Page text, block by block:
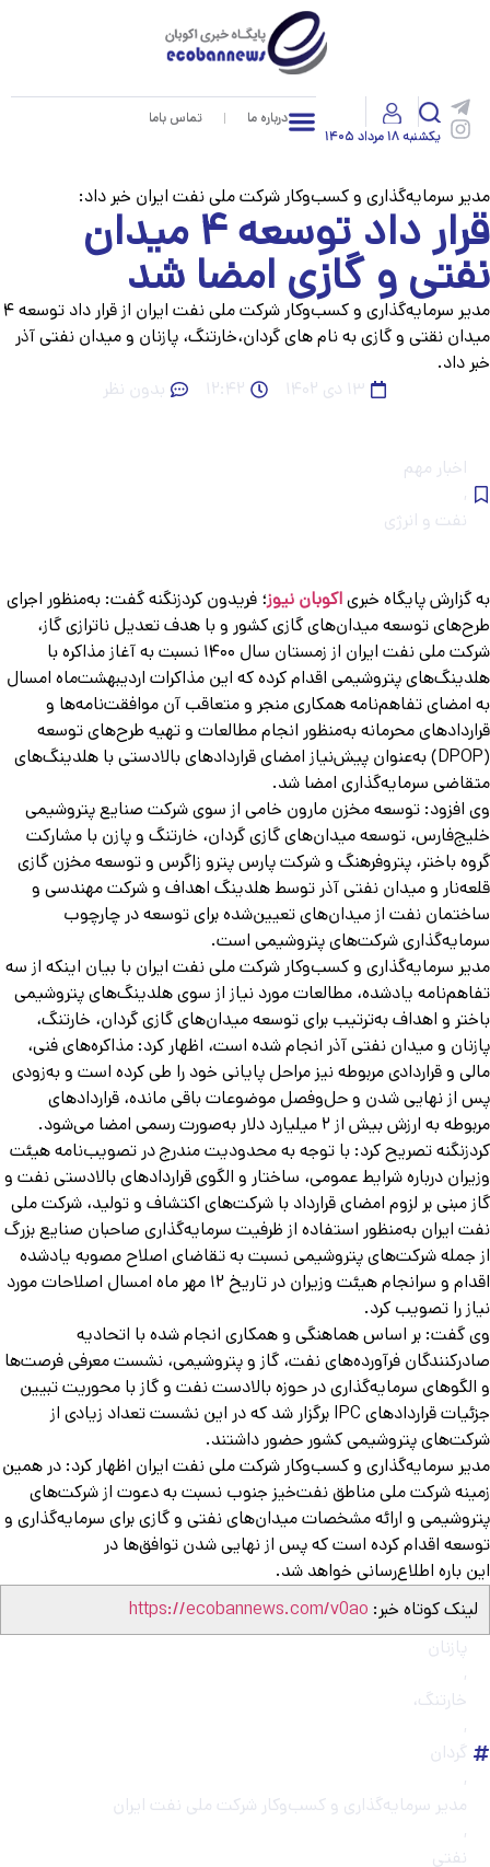
یکشنبه ۱۸ مرداد ۱۴۰۵
درباره ما تماس باما
سرمایه‌گذاری و کسب‌وکار شرکت ملی نفت ایران خبر داد:
قرار داد توسعه ۴ میدان
و گازی امضا شد
مدیر سرمایه‌گذاری و کسب‌وکار شرکت ملی نفت ایران از قرار داد توسعه ۴
نقتی و گازی به نام های گردان،خارتنگ، پازنان و میدان نفتی آذر
داد.
۱۳ دی ۱۴۰۲
۱۲:۴۲ بدون نظر
اخبار مهم
,
نفت و انرژی
گزارش پایگاه خبریاکوبان نیوز؛فریدون کردزنگنه گفت: به‌منظور اجرای
توسعه میدان‌های گازی کشور و با هدف تعدیل ناترازی گاز،
شرکت ملی نفت ایران از زمستان سال ۱۴۰۰ نسبت به آغاز مذاکره با
پتروشیمی اقدام کرده که این مذاکرات اردیبهشت‌ماه امسال
امضای تفاهم‌نامه همکاری منجر و متعاقب آن موافقت‌نامه‌ها و
محرمانه به‌منظور انجام مطالعات و تهیه طرح‌های توسعه
(DPOP) به‌عنوان پیش‌نیاز امضای قراردادهای بالادستی با هلدینگ‌های
سرمایه‌گذاری امضا شد.
افزود: توسعه مخزن مارون خامی از سوی شرکت صنایع پتروشیمی
توسعه میدان‌های گازی گردان، خارتنگ و پازن با مشارکت
باختر، پتروفرهنگ و شرکت پارس پترو زاگرس و توسعه مخزن گازی
و میدان نفتی آذر توسط هلدینگ اهداف و شرکت مهندسی و
نفت از میدان‌های تعیین‌شده برای توسعه در چارچوب
شرکت‌های پتروشیمی است.
سرمایه‌گذاری و کسب‌وکار شرکت ملی نفت ایران با بیان اینکه از سه
یادشده، مطالعات مورد نیاز از سوی هلدینگ‌های پتروشیمی
و اهداف به‌ترتیب برای توسعه میدان‌های گازی گردان، خارتنگ،
و میدان نفتی آذر انجام شده است، اظهار کرد: مذاکره‌های فنی،
و قراردادی مربوطه نیز مراحل پایانی خود را طی کرده است و به‌زودی
از نهایی شدن و حل‌وفصل موضوعات باقی مانده، قراردادهای
به ارزش بیش از ۲ میلیارد دلار به‌صورت رسمی امضا می‌شود.
تصریح کرد: با توجه به محدودیت مندرج در تصویب‌نامه هیئت
درباره شرایط عمومی، ساختار و الگوی قراردادهای بالادستی نفت و
مبنی بر لزوم امضای قرارداد با شرکت‌های اکتشاف و تولید، شرکت ملی
ایران به‌منظور استفاده از ظرفیت سرمایه‌گذاری صاحبان صنایع بزرگ
جمله شرکت‌های پتروشیمی نسبت به تقاضای اصلاح مصوبه یادشده
اقدام و سرانجام هیئت وزیران در تاریخ ۱۲ مهر ماه امسال اصلاحات مورد
را تصویب کرد.
گفت: بر اساس هماهنگی و همکاری انجام شده با اتحادیه
فرآورده‌های نفت، گاز و پتروشیمی، نشست معرفی فرصت‌ها
سرمایه‌گذاری در حوزه بالادست نفت و گاز با محوریت تبیین
جزئیات قراردادهای IPC برگزار شد که در این نشست تعداد زیادی از
پتروشیمی کشور حضور داشتند.
سرمایه‌گذاری و کسب‌وکار شرکت ملی نفت ایران اظهار کرد: در همین
شرکت ملی مناطق نفت‌خیز جنوب نسبت به دعوت از شرکت‌های
و ارائه مشخصات میدان‌های نفتی و گازی برای سرمایه‌گذاری و
اقدام کرده است که پس از نهایی شدن توافق‌ها در
باره اطلاع‌رسانی خواهد شد.
لینک کوتاه خبر:https://ecobannews.com/v0ao
پازنان
خارتنگ،
گردان
مدیر سرمایه‌گذاری و کسب‌وکار شرکت ملی نفت ایران
نفتی